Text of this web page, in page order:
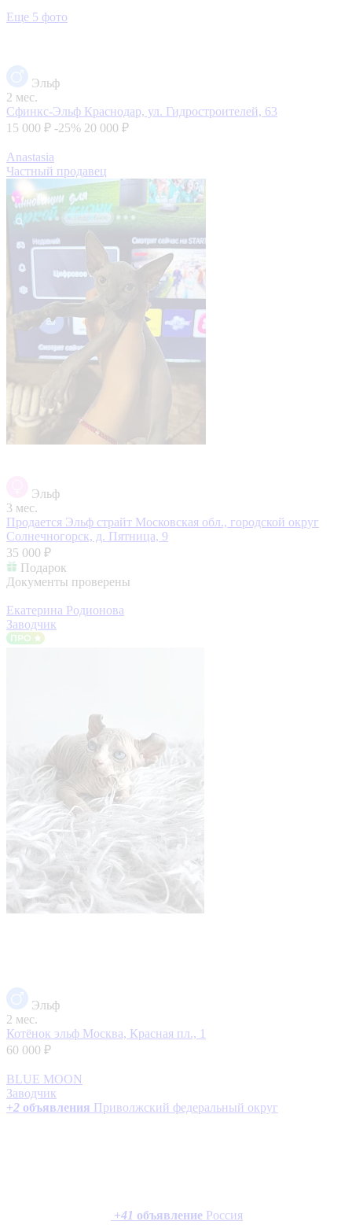
Еще 5 фото
Эльф
2 мес.
Сфинкс-Эльф Краснодар, ул. Гидростроителей, 63
15 000 ₽ -25% 20 000 ₽
Anastasia
Частный продавец
Эльф
3 мес.
Продается Эльф страйт Московская обл., городской округ
Солнечногорск, д. Пятница, 9
35 000 ₽
Подарок
Документы проверены
Екатерина Родионова
Заводчик
Эльф
2 мес.
Котёнок эльф Москва, Красная пл., 1
60 000 ₽
BLUE MOON
Заводчик
+2 объявления Приволжский федеральный округ
+41 объявление Россия